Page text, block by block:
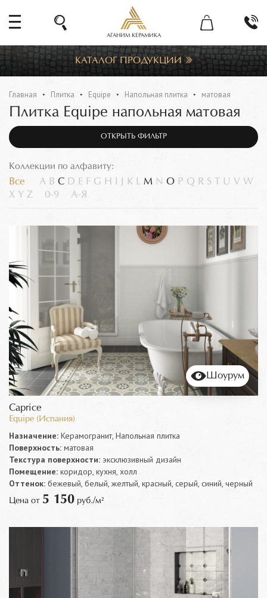
АГАНИМ КЕРАМИКА
КАТАЛОГ ПРОДУКЦИИ
Главная Плитка Equipe Напольная плитка матовая
Плитка Equipe напольная матовая
ОТКРЫТЬ ФИЛЬТР
Коллекции по алфавиту:
Все A B C D E F G H K L M N O P Q R S U V W
X Y Z 0-9 А-Я
Шоурум
Caprice
Equipe (Испания)
Назначение: Керамогранит, Напольная плитка
Поверхность: матовая
Текстура поверхности: эксклюзивный дизайн
Помещение: коридор, кухня, холл
Оттенок: бежевый, белый, желтый, красный, серый, синий, черный
Цена от 5 150 руб./м²